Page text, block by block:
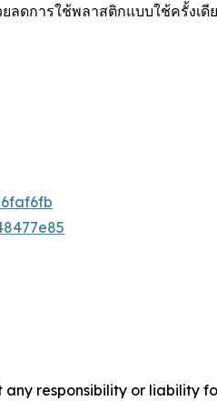
การใช้พลาสติกแบบใช้ครั้งเดี
responsibility or liability